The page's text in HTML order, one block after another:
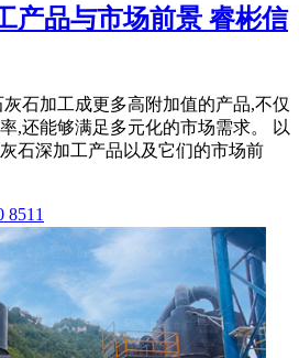
产品与市场前景 睿彬信
石加工成更多高附加值的产品,不仅
,还能够满足多元化的市场需求。 以
石深加工产品以及它们的市场前
8511